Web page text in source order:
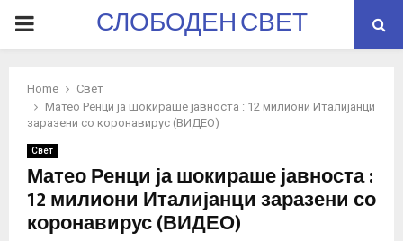
PRIMARYСЛОБОДЕН СВЕТ
Home
Свет
Матео Ренци ја шокираше јавноста : 12 милиони Италијанци
заразени со коронавирус (ВИДЕО)
Свет
Матео Ренци ја шокираше јавноста :
12 милиони Италијанци заразени со
коронавирус (ВИДЕО)